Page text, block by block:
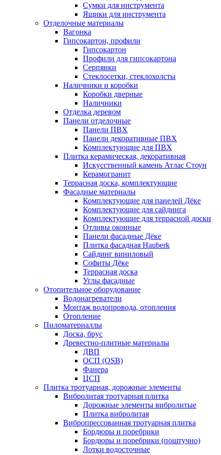
Сумки для инструмента
Ящики для инструмента
Отделочные материалы
Вагонка
Гипсокартон, профили
Гипсокартон
Профили для гипсокартона
Серпянки
Стеклосетки, стеклохолсты
Наличники и коробки
Коробки дверные
Наличники
Отделка деревом
Панели отделочные
Панели ПВХ
Панели декоративные ПВХ
Комплектующие для ПВХ
Плитка керамическая, декоративная
Искусственный камень Атлас Стоун
Керамогранит
Террасная доска, комплектующие
Фасадные материалы
Комплектующие для панелей Дёке
Комплектующие для сайдинга
Комплектующие для террасной доски
Отливы оконные
Панели фасадные Дёке
Плитка фасадная Hauberk
Сайдинг виниловый
Софиты Дёке
Террасная доска
Углы фасадные
Отопительное оборудование
Водонагреватели
Монтаж водопровода, отопления
Отопление
Пиломатериаллы
Доска, брус
Древестно-плитные материалы
ДВП
ОСП (OSB)
Фанера
ЦСП
Плитка тротуарная, дорожные элементы
Вибролитая тротуарная плитка
Дорожные элементы вибролитые
Плитка вибролитая
Вибропрессованная тротуарная плитка
Бордюры и поребрики
Бордюры и поребрики (поштучно)
Лотки водосточные